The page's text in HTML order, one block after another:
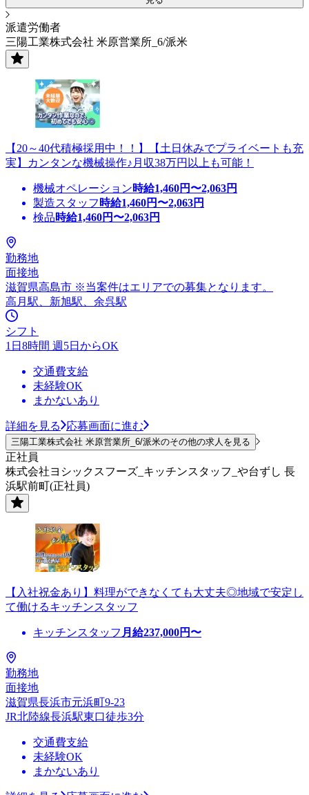
派遣労働者
三陽工業株式会社 米原営業所_6/派米
【20～40代積極採用中！！】【土日休みでプライベートも充
実】カンタンな機械操作♪月収38万円以上も可能！
機械オペレーション時給1,460円〜2,063円
製造スタッフ 時給1,460円〜2,063円
検品時給1,460円〜2,063円
勤務地
面接地
滋賀県高島市 ※当案件はエリアでの募集となります。
高月駅、新旭駅、余呉駅
シフト
1日8時間 週5日からOK
交通費支給
未経験OK
まかないあり
詳細を見る 応募画面に進む
三陽工業株式会社 米原営業所_6/派米のその他の求人を見る
正社員
株式会社ヨシックスフーズ_キッチンスタッフ_や台ずし 長
浜駅前町(正社員)
【入社祝金あり】料理ができなくても大丈夫◎地域で安定し
て働けるキッチンスタッフ
キッチンスタッフ 月給237,000円〜
勤務地
面接地
滋賀県長浜市元浜町9-23
JR北陸線長浜駅東口徒歩3分
交通費支給
未経験OK
まかないあり